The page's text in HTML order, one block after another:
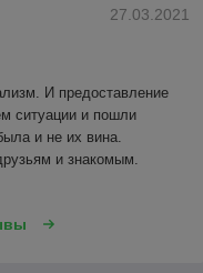
27.03.2021
И предоставление
ситуации и пошли
и не их вина.
и знакомым.